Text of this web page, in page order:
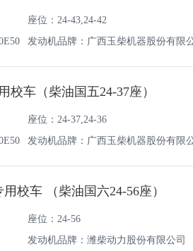
座位：24-43,24-42
发动机品牌：广西玉柴机器股份有限
校车（柴油国五24-37座）
座位：24-37,24-36
发动机品牌：广西玉柴机器股份有限
校车 （柴油国六24-56座）
座位：24-56
发动机品牌：潍柴动力股份有限公司